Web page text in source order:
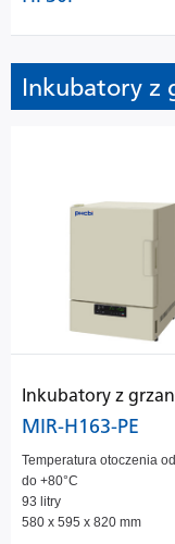
Inkubatory z
Inkubatory z
MIR-H163-PE
Temperatura otoczenia
do +80°C
93 litry
580 x 595 x 820 mm